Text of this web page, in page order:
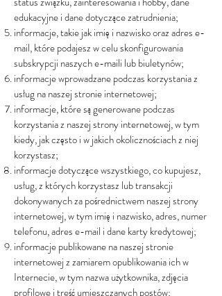
edukacyjne i dane dotyczące zatrudnienia;
informacje, takie jak imię i nazwisko oraz adres e-
mail, które podajesz w celu skonfigurowania
subskrypcji naszych e-maili lub biuletynów;
informacje wprowadzane podczas korzystania z
usług na naszej stronie internetowej;
informacje, które są generowane podczas
korzystania z naszej strony internetowej, w tym
kiedy, jak często i w jakich okolicznościach z niej
korzystasz;
informacje dotyczące wszystkiego, co kupujesz,
usług, z których korzystasz lub transakcji
dokonywanych za pośrednictwem naszej strony
internetowej, w tym imię i nazwisko, adres, numer
telefonu, adres e-mail i dane karty kredytowej;
informacje publikowane na naszej stronie
internetowej z zamiarem opublikowania ich w
Internecie, w tym nazwa użytkownika, zdjęcia
profilowe i treść umieszczanych postów;